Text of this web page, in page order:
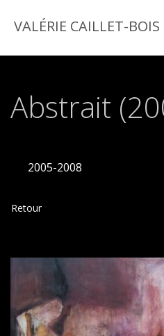
VALÉRIE CAILLET-BOIS
Abstrait
2005-2008
Retour